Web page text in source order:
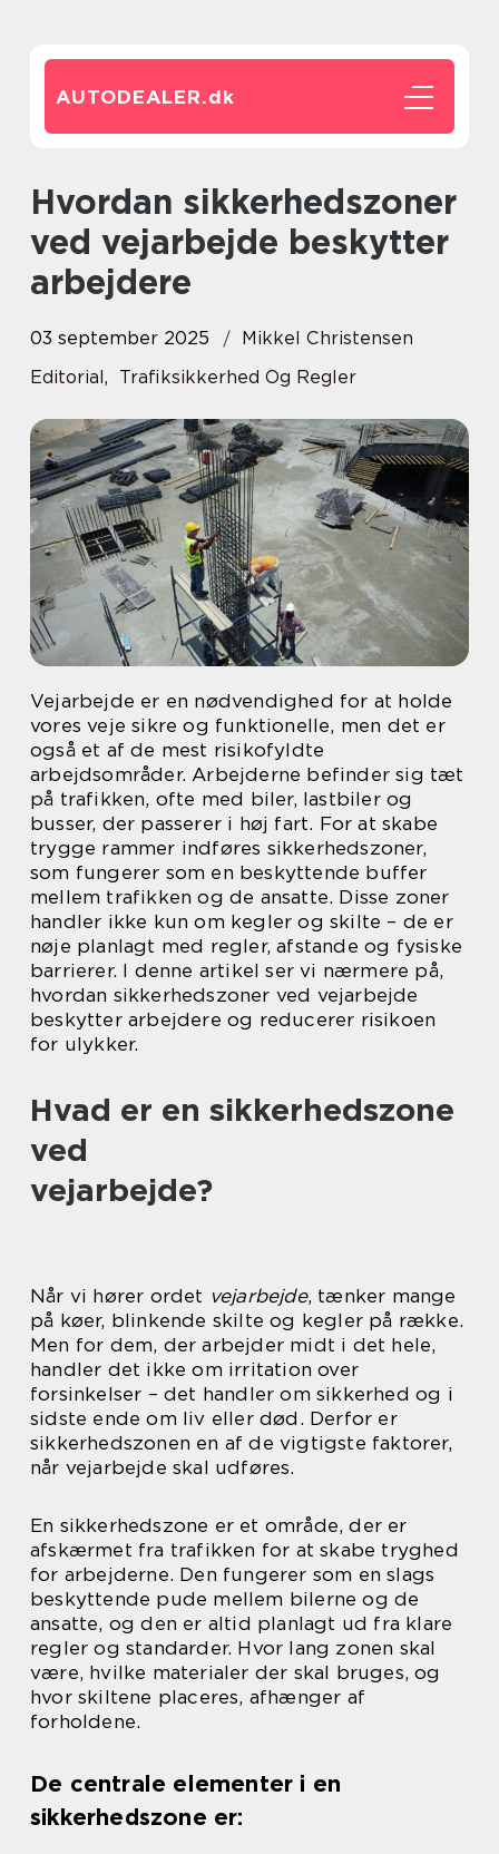
AUTODEALER.dk
Hvordan sikkerhedszoner
ved vejarbejde beskytter
arbejdere
03 september 2025
Mikkel Christensen
Editorial, Trafiksikkerhed Og Regler
Vejarbejde er en nødvendighed for at holde
vores veje sikre og funktionelle, men det er
også et af de mest risikofyldte
arbejdsområder. Arbejderne befinder sig tæt
på trafikken, ofte med biler, lastbiler og
busser, der passerer i høj fart. For at skabe
trygge rammer indføres sikkerhedszoner,
som fungerer som en beskyttende buffer
mellem trafikken og de ansatte. Disse zoner
handler ikke kun om kegler og skilte – de er
nøje planlagt med regler, afstande og fysiske
barrierer. I denne artikel ser vi nærmere på,
hvordan sikkerhedszoner ved vejarbejde
beskytter arbejdere og reducerer risikoen
for ulykker.
Hvad er en sikkerhedszone
ved
vejarbejde?
Når vi hører ordet vejarbejde, tænker mange
på køer, blinkende skilte og kegler på række.
Men for dem, der arbejder midt i det hele,
handler det ikke om irritation over
forsinkelser – det handler om sikkerhed og i
sidste ende om liv eller død. Derfor er
sikkerhedszonen en af de vigtigste faktorer,
når vejarbejde skal udføres.
En sikkerhedszone er et område, der er
afskærmet fra trafikken for at skabe tryghed
for arbejderne. Den fungerer som en slags
beskyttende pude mellem bilerne og de
ansatte, og den er altid planlagt ud fra klare
regler og standarder. Hvor lang zonen skal
være, hvilke materialer der skal bruges, og
hvor skiltene placeres, afhænger af
forholdene.
De centrale elementer i en
sikkerhedszone er: